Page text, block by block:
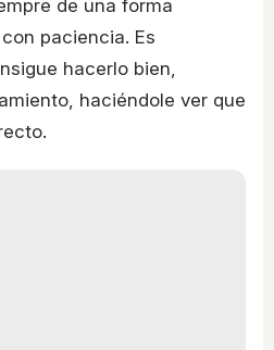
de una forma
paciencia. Es
hacerlo bien,
haciéndole ver que